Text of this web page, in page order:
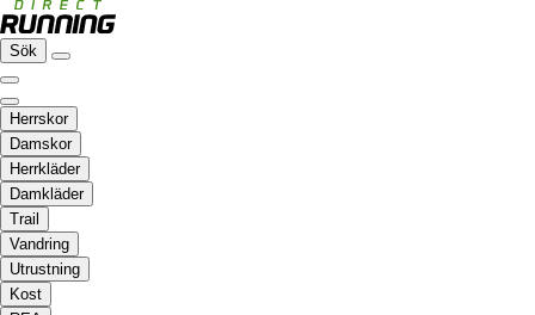
Sök
Herrskor
Damskor
Herrkläder
Damkläder
Trail
Vandring
Utrustning
Kost